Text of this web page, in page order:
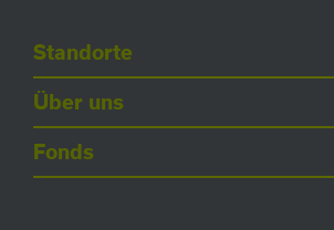
Standorte
Über uns
Fonds